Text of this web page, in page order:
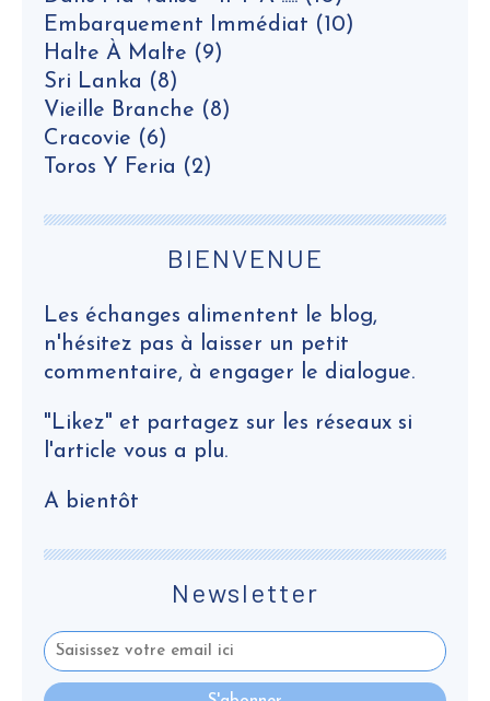
Newsletter
Embarquement Immédiat (10)
Halte À Malte (9)
Sri Lanka (8)
Vieille Branche (8)
Cracovie (6)
Toros Y Feria (2)
BIENVENUE
Les échanges alimentent le blog,
n'hésitez pas à laisser un petit
commentaire, à engager le dialogue.
"Likez" et partagez sur les réseaux si
l'article vous a plu.
A bientôt